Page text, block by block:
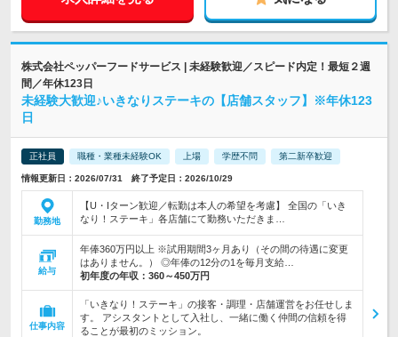
株式会社ペッパーフードサービス | 未経験歓迎／スピード内定！最短２週
間／年休123日
未経験大歓迎♪いきなりステーキの【店舗スタッフ】※年休123
日
正社員 職種・業種未経験OK 上場 学歴不問 第二新卒歓迎
情報更新日：2026/07/31 終了予定日：2026/10/29
勤務地
【U・Iターン歓迎／転勤は本人の希望を考慮】 全国の「いき
なり！ステーキ」各店舗にて勤務いただきま…
給与
年俸360万円以上 ※試用期間3ヶ月あり（その間の待遇に変更
はありません。） ◎年俸の12分の1を毎月支給…
初年度の年収： 360～450万円
仕事内容
「いきなり！ステーキ」の接客・調理・店舗運営をお任せしま
す。 アシスタントとして入社し、一緒に働く仲間の信頼を得
ることが最初のミッション。